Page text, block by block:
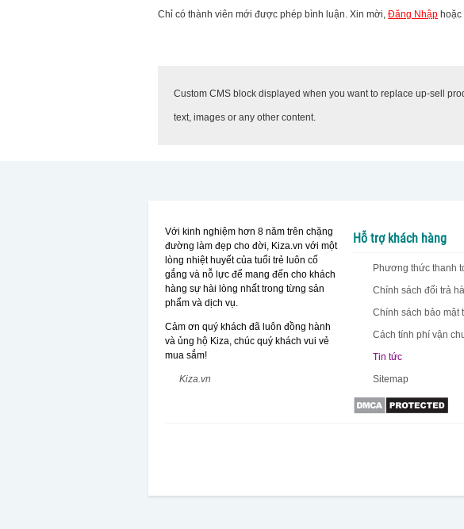
Chỉ có thành viên mới được phép bình luận. Xin mời,Đăng Nhập hoặc
Custom CMS block displayed when you want to replace up-sell
text, images or any other content.
Với kinh nghiệm hơn 8 năm trên chặng
đường làm đẹp cho đời, Kiza.vn với một
lòng nhiệt huyết của tuổi trẻ luôn cố
gắng và nỗ lực để mang đến cho khách
hàng sự hài lòng nhất trong từng sản
phẩm và dịch vụ.
Cảm ơn quý khách đã luôn đồng hành
và ủng hộ Kiza, chúc quý khách vui vẻ
mua sắm!
Kiza.vn
Hỗ trợ khách hàng
Phương thức thanh
Chính sách đổi trả
Chính sách bảo mật
Cách tính phí vận
Tin tức
Sitemap